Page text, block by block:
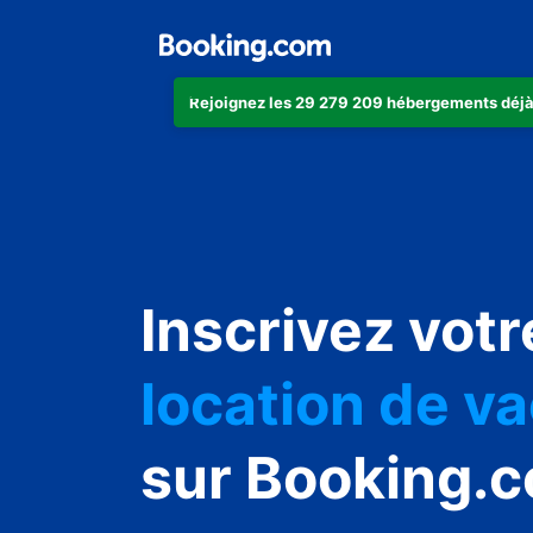
Rejoignez les 29 279 209 hébergements
Inscrivez
hôtel
location de
auberge de
sur